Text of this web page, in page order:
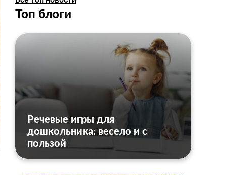
Топ блоги
Речевые игры для
дошкольника: весело и с
пользой